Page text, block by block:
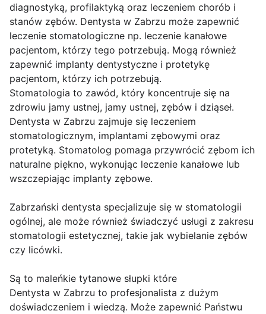
diagnostyką, profilaktyką oraz leczeniem chorób i
stanów zębów. Dentysta w Zabrzu może zapewnić
leczenie stomatologiczne np. leczenie kanałowe
pacjentom, którzy tego potrzebują. Mogą również
zapewnić implanty dentystyczne i protetykę
pacjentom, którzy ich potrzebują.
Stomatologia to zawód, który koncentruje się na
zdrowiu jamy ustnej, jamy ustnej, zębów i dziąseł.
Dentysta w Zabrzu zajmuje się leczeniem
stomatologicznym, implantami zębowymi oraz
protetyką. Stomatolog pomaga przywrócić zębom ich
naturalne piękno, wykonując leczenie kanałowe lub
wszczepiając implanty zębowe.
Zabrzański dentysta specjalizuje się w stomatologii
ogólnej, ale może również świadczyć usługi z zakresu
stomatologii estetycznej, takie jak wybielanie zębów
czy licówki.
Są to maleńkie tytanowe słupki które
Dentysta w Zabrzu to profesjonalista z dużym
doświadczeniem i wiedzą. Może zapewnić Państwu